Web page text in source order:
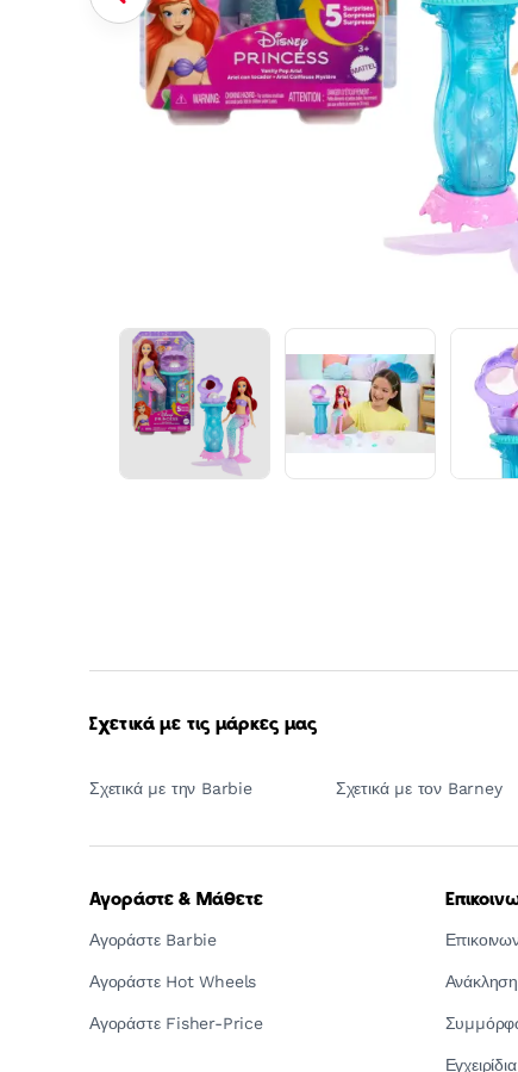
Σχετικά με τις μάρκες μας
Σχετικά με την Barbie Σχετικά με τον Barney
Αγοράστε & Μάθετε
Αγοράστε Barbie
Αγοράστε Hot Wheels
Αγοράστε Fisher-Price